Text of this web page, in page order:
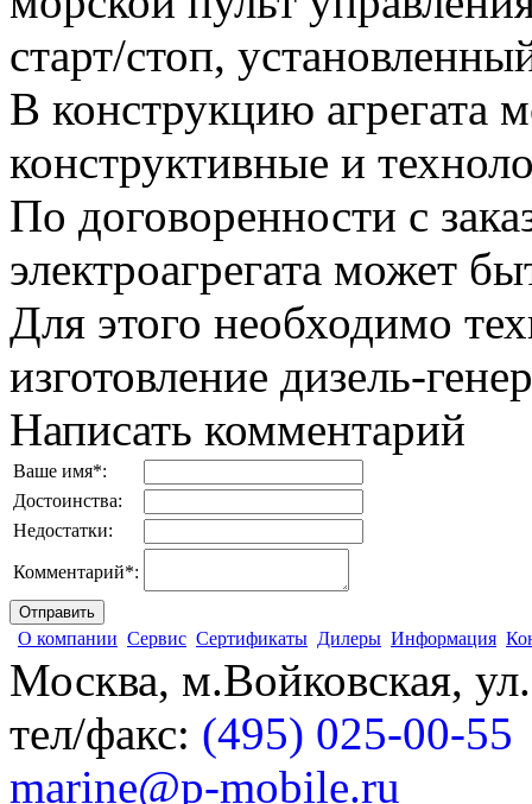
старт/стоп,
В конструкцию агрегата
конструктивные и
По договоренности с
электроагрегата может
Для этого необходимо
изготовление дизель-
Написать комментарий
Ваше имя*:
Достоинства:
Недостатки:
Комментарий*:
О компании Сервис Сертификаты Дилеры Информация
Москва, м.Войковская,
тел/факс: (495) 025-00-55
marine@p-mobile.ru